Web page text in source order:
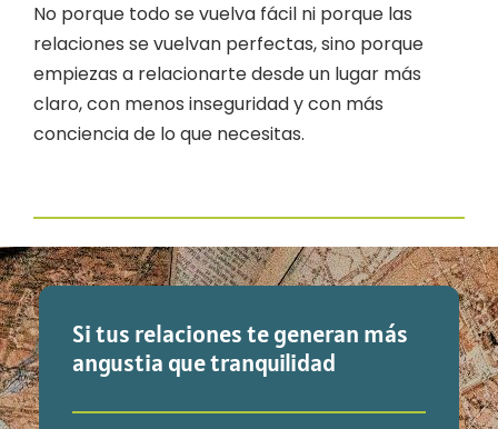
No porque todo se vuelva fácil ni porque las
relaciones se vuelvan perfectas, sino porque
empiezas a relacionarte desde un lugar más
claro, con menos inseguridad y con más
conciencia de lo que necesitas.
Si tus relaciones te generan más
angustia que tranquilidad